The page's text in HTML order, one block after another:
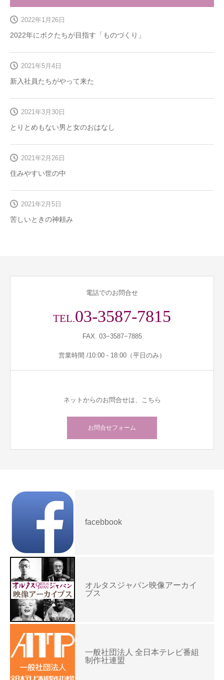
2022年にボクたちが目指す「ものづくり」
2022年1月26日
新入社員たちがやって来た
2021年5月4日
とりとめもない男と女のおはなし
2021年3月30日
住みやすい世の中
2021年2月26日
苦しいときの神頼み
2021年2月5日
電話でのお問合せ
TEL.03-3587-7815
FAX. 03−3587−7885
営業時間 /10:00 - 18:00（平日のみ）
ネットからのお問合せは、こちら
お問合せフォーム
facebbook
オルタスジャパン映像アーカイ
ブス
一般社団法人 全日本テレビ番組
制作社連盟